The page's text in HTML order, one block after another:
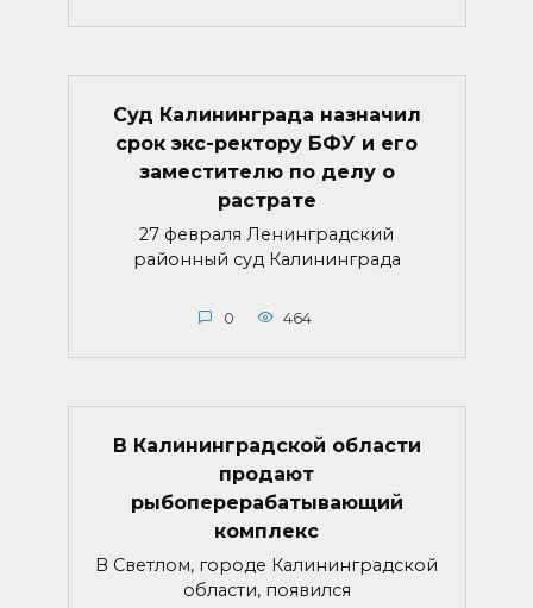
Суд Калининграда назначил
срок экс-ректору БФУ и его
заместителю по делу о
растрате
27 февраля Ленинградский
районный суд Калининграда
0 464
В Калининградской области
продают
рыбоперерабатывающий
комплекс
В Светлом, городе Калининградской
области, появился